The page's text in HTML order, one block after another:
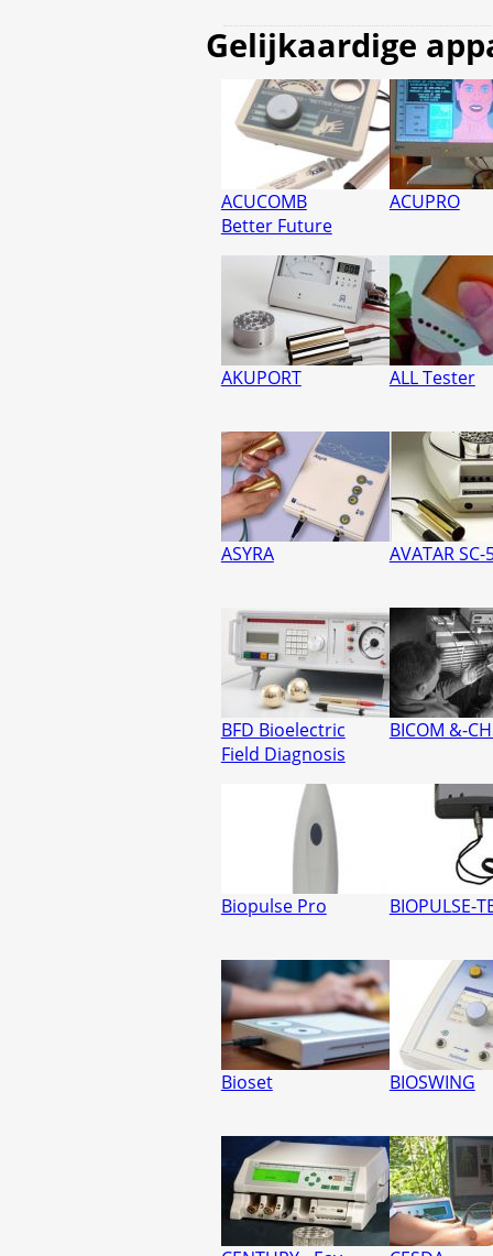
Gelijkaardige
ACUCOMB
Better Future
ACUPRO
AKUPORT ALL Tester
ASYRA AVATAR SC-
BFD Bioelectric
Field Diagnosis
BICOM &-
Biopulse Pro BIOPULSE-
Bioset BIOSWING